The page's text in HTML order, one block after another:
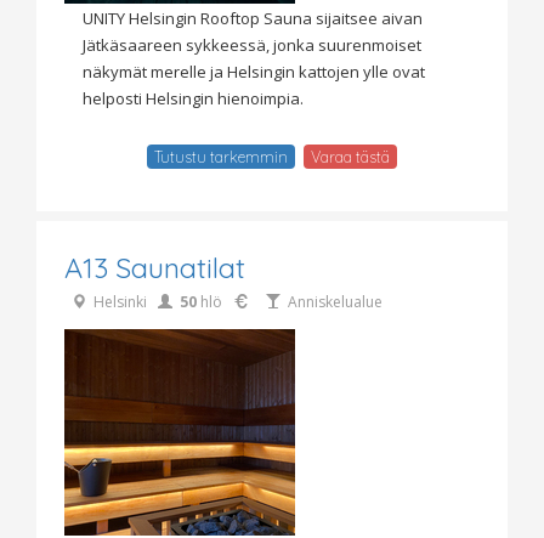
UNITY Helsingin Rooftop Sauna sijaitsee aivan
Jätkäsaareen sykkeessä, jonka suurenmoiset
näkymät merelle ja Helsingin kattojen ylle ovat
helposti Helsingin hienoimpia.
Tutustu tarkemmin Varaa tästä
A13 Saunatilat
Helsinki 50 hlö Anniskelualue